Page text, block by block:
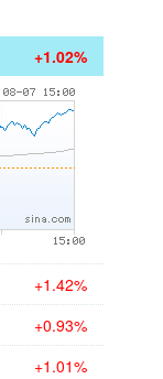
+1.02%
+1.42%
+0.93%
+1.01%